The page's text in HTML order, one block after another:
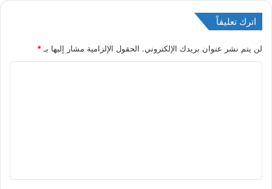
اترك تعليقاً
لن يتم نشر عنوان بريدك الإلكتروني. الحقول الإلزامية مشار إليها بـ *
ق